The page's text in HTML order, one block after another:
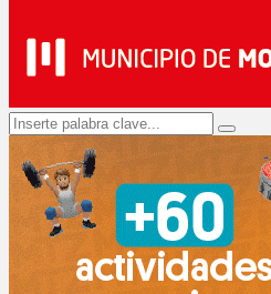
Search
for:
Search